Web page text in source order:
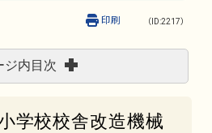
（ID:2217）
印刷
ジ内目次
学校校舎改造機械